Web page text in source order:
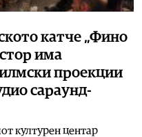
катче „Фино
има
проекции
сараунд-
културен центар